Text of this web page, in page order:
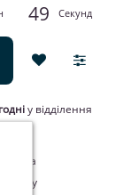
49 Секунд
у відділення
Pay